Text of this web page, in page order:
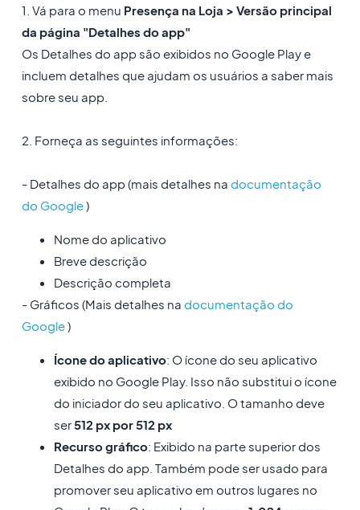
1. Vá para o menu Presença na Loja > Versão principal
da página "Detalhes do app"
Os Detalhes do app são exibidos no Google Play e
incluem detalhes que ajudam os usuários a saber mais
sobre seu app.
2. Forneça as seguintes informações:
- Detalhes do app (mais detalhes na documentação
do Google)
Nome do aplicativo
Breve descrição
Descrição completa
- Gráficos (Mais detalhes na documentação do
Google)
Ícone do aplicativo: O ícone do seu aplicativo
exibido no Google Play. Isso não substitui o ícone
do iniciador do seu aplicativo. O tamanho deve
ser512 px por 512 px
Recurso gráfico: Exibido na parte superior dos
Detalhes do app. Também pode ser usado para
promover seu aplicativo em outros lugares no